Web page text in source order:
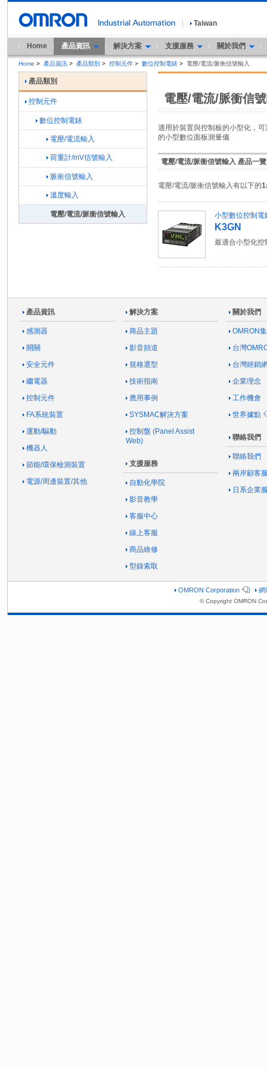
Taiwan
Home 產品資訊 解決方案 支援服務 關於我們
Home > 產品資訊 > 產品類別 > 控制元件 > 數位控制電錶 > 電壓/電流/脈衝信號輸入
電壓/電流/脈衝信
適用於裝置與控制板的小型化，
的小型數位面板測量儀
電壓/電流/脈衝信號輸入 產品一覽
電壓/電流/脈衝信號輸入有以下的1
小型數位控制電
K3GN
最適合小型化控
產品類別
控制元件
數位控制電錶
電壓/電流輸入
荷重計/mV信號輸入
脈衝信號輸入
溫度輸入
電壓/電流/脈衝信號輸入
產品資訊
感測器
開關
安全元件
繼電器
控制元件
FA系統裝置
運動/驅動
機器人
節能/環保檢測裝置
電源/周邊裝置/其他
解決方案
商品主題
影音頻道
規格選型
技術指南
應用事例
SYSMAC解決方案
控制盤 (Panel Assist
Web)
支援服務
自動化學院
影音教學
客服中心
線上客服
商品維修
型錄索取
關於我們
OMRON
台灣
台灣經銷
企業理念
工作機會
世界據點
聯絡我們
聯絡我們
兩岸顧客
日系企業
OMRON Corporation 網
© Copyright OMRON